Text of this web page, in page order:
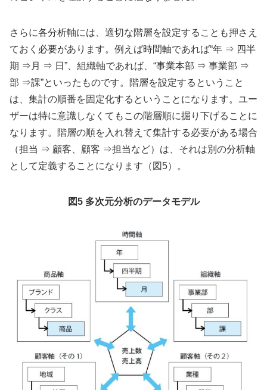
さらに各分析軸には、適切な階層を設定することも押さえ
ておく必要があります。例えば時間軸であれば“年 ⇒ 四半
期 ⇒月 ⇒ 日”、組織軸であれば、“事業本部 ⇒ 事業部 ⇒
部 ⇒課”といったものです。階層を設定するということ
は、集計の順番を固定化するということになります。ユー
ザーは特に意識しなくてもこの階層順に掘り下げることに
なります。階層の順を入れ替えて集計する必要がある場合
（担当 ⇒ 顧客、顧客 ⇒担当など）は、それは別の分析軸
として定義することになります（図5）。
図5 多次元分析のデータモデル